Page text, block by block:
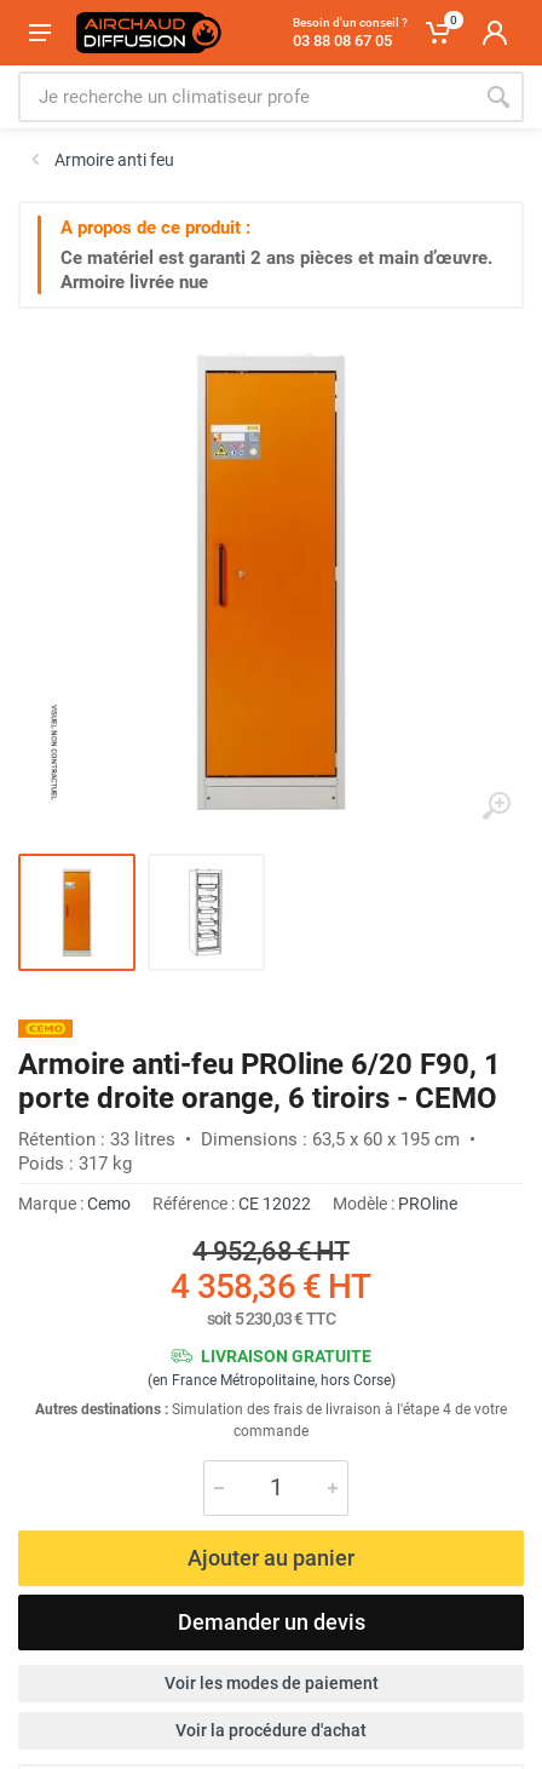
Besoin d'un conseil ?
03 88 08 67 05
0
Armoire anti feu
A propos de ce produit :
Ce matériel est garanti 2 ans pièces et main d’œuvre.
Armoire livrée nue
Armoire anti-feu PROline 6/20 F90, 1
porte droite orange, 6 tiroirs - CEMO
Rétention : 33 litres • Dimensions : 63,5 x 60 x 195 cm •
Poids : 317 kg
Marque :Cemo Référence :CE 12022 Modèle : PROline
4 952,68 €HT
4 358,36 € HT
soit5 230,03 €TTC
LIVRAISON GRATUITE
(en France Métropolitaine, hors Corse)
Autres destinations : Simulation des frais de livraison à l'étape 4 de votre
commande
Ajouter au panier
Demander un devis
Voir les modes de paiement
Voir la procédure d'achat